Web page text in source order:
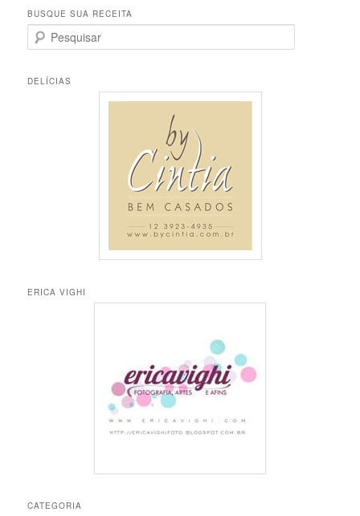
BUSQUE SUA RECEITA
e
q
DELÍCIAS
ERICA VIGHI
CATEGORIA